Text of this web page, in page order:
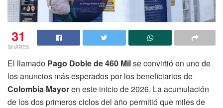
31
SHARES
El llamado Pago Doble de 460 Milse convirtió en uno de
los anuncios más esperados por los beneficiarios de
Colombia Mayoren este inicio de 2026. La acumulación
de los dos primeros ciclos del año permitió que miles de